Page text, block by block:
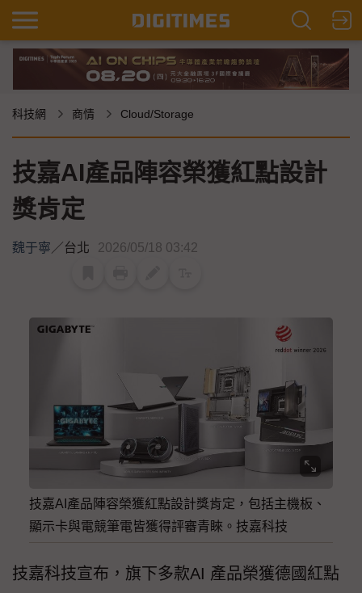
科技網 商情 Cloud/Storage
技嘉AI產品陣容榮獲紅點設計
獎肯定
魏于寧／台北 2026/05/18 03:42
技嘉AI產品陣容榮獲紅點設計獎肯定，包括主機板、
顯示卡與電競筆電皆獲得評審青睞。技嘉科技
技嘉科技宣布，旗下多款AI 產品榮獲德國紅點